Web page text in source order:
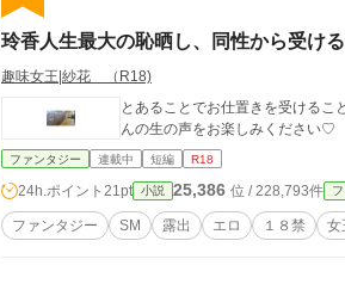
玲香人生最大の恥晒し、同性から受け
趣味女王|紗花 （R18)
とあることでお仕置きを受けるこ
んの生の声をお楽しみください♡
ファンタジー 連載中 短編 R18
24h.ポイント 21pt 小説 25,386 位 / 228,793件
ファンタジー SM 露出 エロ １８禁 女